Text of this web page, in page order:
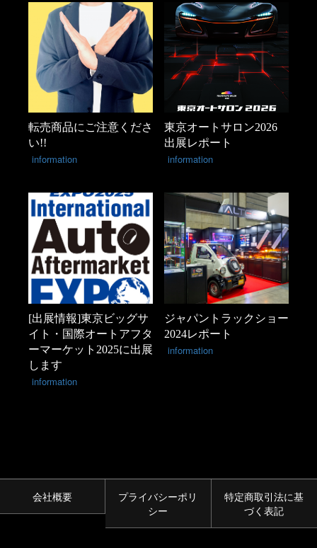
転売商品にご注意くださ
い!!
information
東京オートサロン2026
出展レポート
information
[出展情報]東京ビッグサ
イト・国際オートアフタ
ーマーケット2025に出展
します
information
ジャパントラックショー
2024レポート
information
会社概要
プライバシーポリ
シー
特定商取引法に基
づく表記